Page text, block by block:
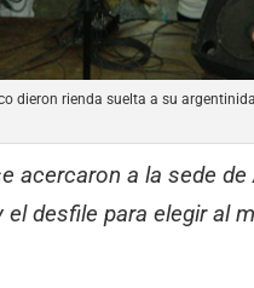
dieron rienda suelta a su
acercaron a la sede de
desfile para elegir al